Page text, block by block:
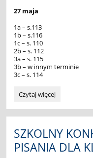
27 maja
1a – s.113
1b – s.116
1c – s. 110
2b – s. 112
3a – s. 115
3b – w innym terminie
3c – s. 114
ZEBRANIA:
Czytaj więcej
SZKOLNY
PISANIA DLA